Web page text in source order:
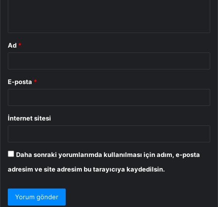
Ad *
E-posta *
İnternet sitesi
Daha sonraki yorumlarımda kullanılması için adım, e-posta
adresim ve site adresim bu tarayıcıya kaydedilsin.